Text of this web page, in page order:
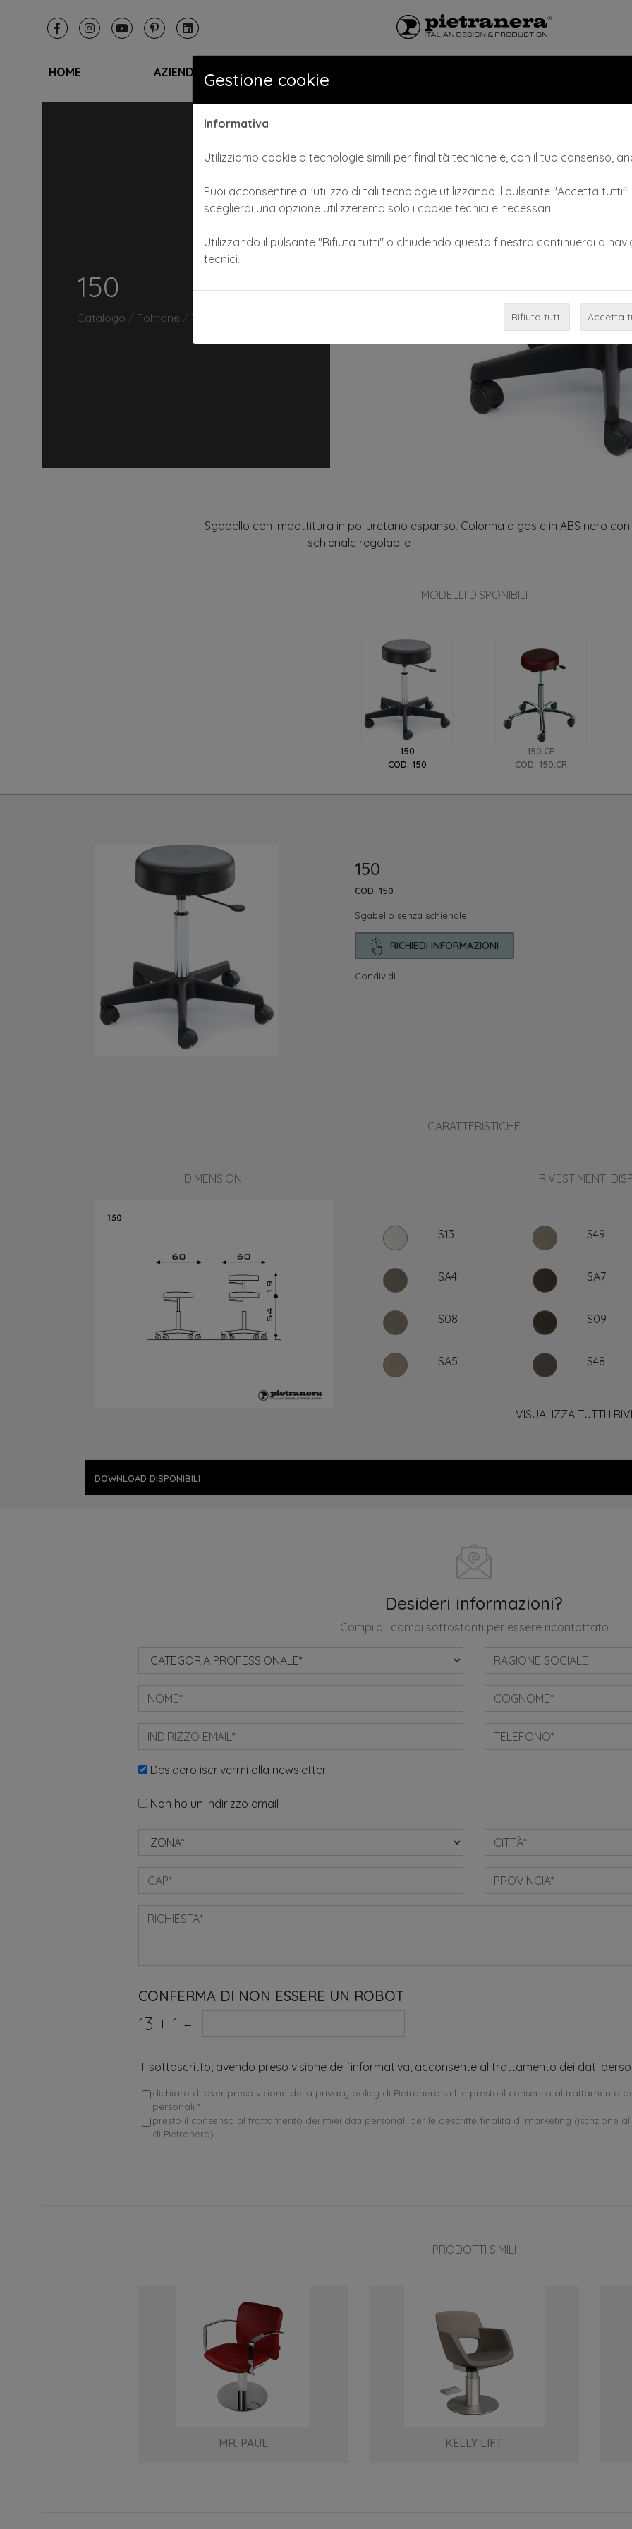
HOME AZIENDA I SALONI
150
Catalogo / Poltrone / 150
Previous
Sgabello con imbottitura in poliuretano espanso. Colonna a gas e in ABS nero
schienale regolabile
MODELLI DISPONIBILI
150
COD: 150
150.CR
COD: 150.CR
150
COD: 150
Sgabello senza schienale
RICHIEDI INFORMAZIONI
Condividi
CARATTERISTICHE
DIMENSIONI RIVESTIMENTI
S13 S49
SA4 SA7
S08 S09
SA5 S48
VISUALIZZA TUTTI I
DOWNLOAD DISPONIBILI
Desideri informazioni?
Compila i campi sottostanti per essere ricontattato
Desidero iscrivermi alla newsletter
Non ho un indirizzo email
CONFERMA DI NON ESSERE UN ROBOT
13 + 1 =
Il sottoscritto, avendo preso visione dell´informativa, acconsente al trattamento dei dati
dichiaro di aver preso visione della privacy policy di Pietranera s.r.l. e presto il consenso al trattamento
personali *
presto il consenso al trattamento dei miei dati personali per le descritte finalità di marketing (iscrizione
di Pietranera)
PRODOTTI SIMILI
MR. PAUL KELLY LIFT
Gestione cookie
Informativa
Utilizziamo cookie o tecnologie simili per finalità tecniche e, con il tuo consenso,
Puoi acconsentire all'utilizzo di tali tecnologie utilizzando il pulsante "Accetta tutti".
sceglierai una opzione utilizzeremo solo i cookie tecnici e necessari.
Utilizzando il pulsante "Rifiuta tutti" o chiudendo questa finestra continuerai a
tecnici.
Rifiuta tutti Accetta